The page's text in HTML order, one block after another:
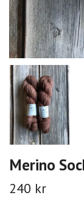
Merino
240 kr